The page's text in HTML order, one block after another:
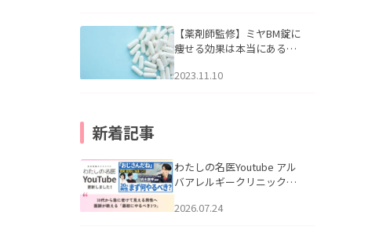
【薬剤師監修】ミヤBM錠に
痩せる効果は本当にある
2023.11.10
新着記事
わたしの名医Youtube アル
バアレルギークリニック札
える男性へ｜医師が教える
2026.07.24